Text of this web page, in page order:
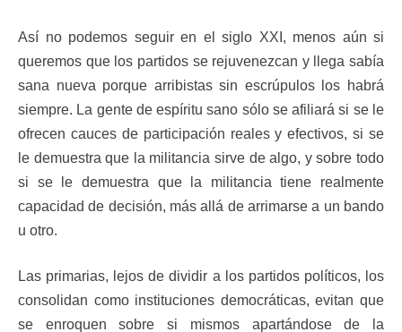
Así no podemos seguir en el siglo XXI, menos aún si
queremos que los partidos se rejuvenezcan y llega sabía
sana nueva porque arribistas sin escrúpulos los habrá
siempre. La gente de espíritu sano sólo se afiliará si se le
ofrecen cauces de participación reales y efectivos, si se
le demuestra que la militancia sirve de algo, y sobre todo
si se le demuestra que la militancia tiene realmente
capacidad de decisión, más allá de arrimarse a un bando
u otro.
Las primarias, lejos de dividir a los partidos políticos, los
consolidan como instituciones democráticas, evitan que
se enroquen sobre si mismos apartándose de la